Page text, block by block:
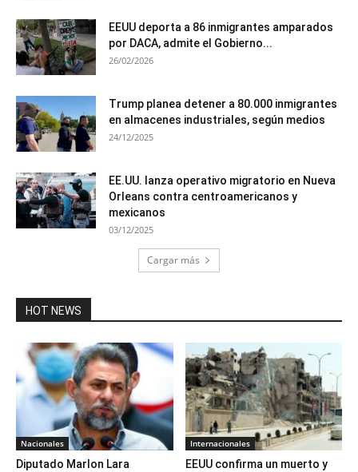
EEUU deporta a 86 inmigrantes amparados
por DACA, admite el Gobierno...
26/02/2026
Trump planea detener a 80.000 inmigrantes
en almacenes industriales, según medios
24/12/2025
EE.UU. lanza operativo migratorio en Nueva
Orleans contra centroamericanos y
mexicanos
03/12/2025
Cargar más
HOT NEWS
Nacionales
Diputado Marlon Lara
Internacionales
EEUU confirma un muerto y